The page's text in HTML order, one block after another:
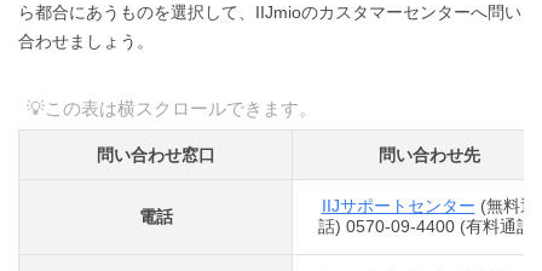
ら都合にあうものを選択して、IIJmioのカスタマーセンターへ問い
合わせましょう。
問い合わせ窓口 問い合わせ先
電話
IIJサポートセンター (無料通
話) 0570-09-4400 (有料通話)